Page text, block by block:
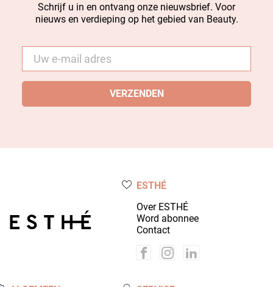
Schrijf u in en ontvang onze nieuwsbrief. Voor
nieuws en verdieping op het gebied van Beauty.
mail *
ESTHÉ
Over ESTHÉ
Word abonnee
Contact